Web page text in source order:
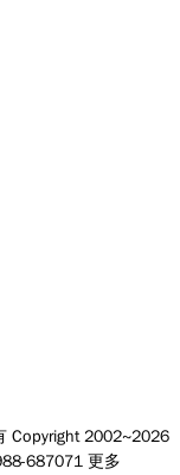
Copyright 2002~2026
687071 更多